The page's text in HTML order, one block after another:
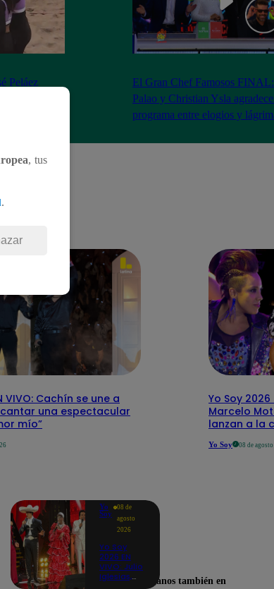
Peláez
El Gran Chef Famosos
Palao y Christian Ysla
programa entre elogios y
VIVO: Cachín se une a
una espectacular
mío”
Yo Soy 2026
Marcelo
lanzan a la
Yo Soy 08 de
Yo
Soy
08 de
agosto
2026
Yo Soy
2026 EN
VIVO: Julio
Iglesias,
, tus
.
Encuéntranos también en